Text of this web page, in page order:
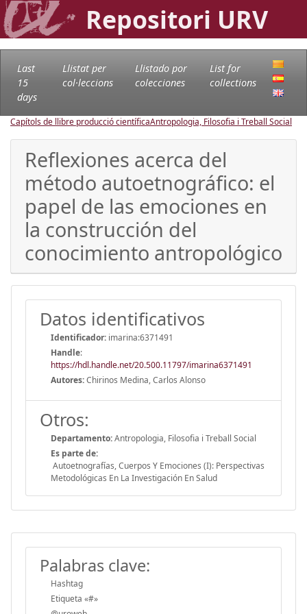
Repositori URV
Last
15
days
Llistat per
col·leccions
Llistado por
colecciones
List for
collections
Capítols de llibre producció científicaAntropologia, Filosofia i Treball Social
Reflexiones acerca del
método autoetnográfico: el
papel de las emociones en
la construcción del
conocimiento antropológico
Datos identificativos
Identificador: imarina:6371491
Handle:
https://hdl.handle.net/20.500.11797/imarina6371491
Autores:Chirinos Medina, Carlos Alonso
Otros:
Departamento:Antropologia, Filosofia i Treball Social
Es parte de:
Autoetnografías, Cuerpos Y Emociones (I): Perspectivas
Metodológicas En La Investigación En Salud
Palabras clave:
Hashtag
Etiqueta «#»